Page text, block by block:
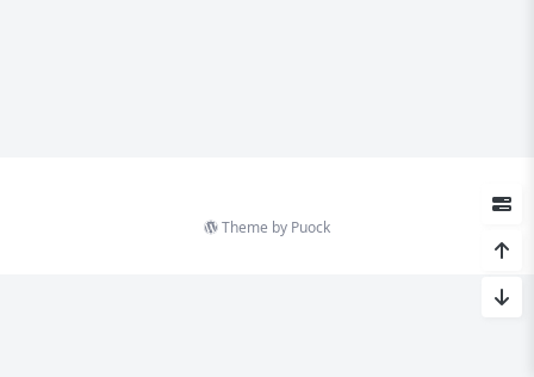
Theme by Puock